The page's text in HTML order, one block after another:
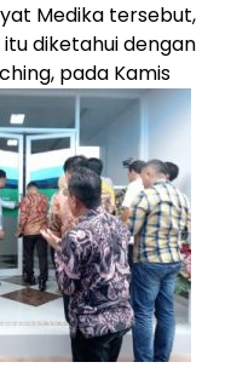
Medika tersebut,
diketahui dengan
pada Kamis